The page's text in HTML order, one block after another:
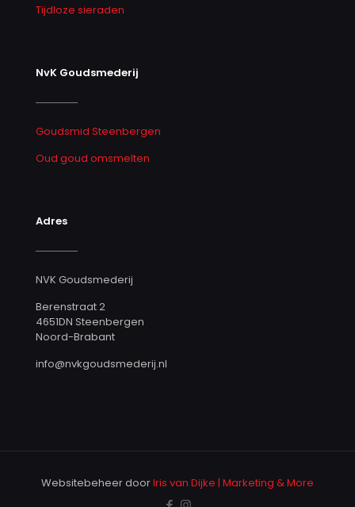
Tijdloze sieraden
NvK Goudsmederij
Goudsmid Steenbergen
Oud goud omsmelten
Adres
NVK Goudsmederij
Berenstraat 2
4651DN Steenbergen
Noord-Brabant
info@nvkgoudsmederij.nl
Websitebeheer doorIris van Dijke | Marketing & More